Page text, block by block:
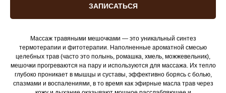
ЗАПИСАТЬСЯ
Массаж травяными мешочками — это уникальный синтез
термотерапии и фитотерапии. Наполненные ароматной смесью
целебных трав (часто это полынь, ромашка, хмель, можжевельник),
мешочки прогреваются на пару и используются для массажа. Их тепло
глубоко проникает в мышцы и суставы, эффективно борясь с болью,
спазмами и воспалениями, в то время как эфирные масла трав через